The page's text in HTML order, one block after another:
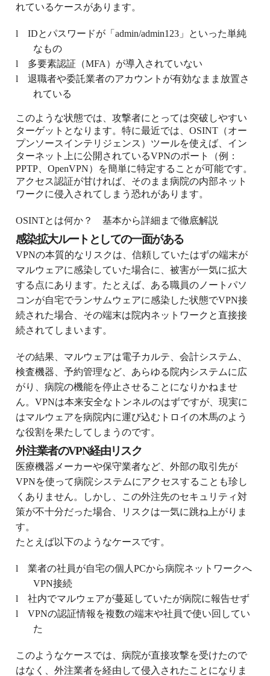
れているケースがあります。
l
IDとパスワードが「admin/admin123」といった単純
なもの
l
多要素認証（MFA）が導入されていない
l
退職者や委託業者のアカウントが有効なまま放置さ
れている
このような状態では、攻撃者にとっては突破しやすい
ターゲットとなります。特に最近では、OSINT（オー
プンソースインテリジェンス）ツールを使えば、イン
ターネット上に公開されているVPNのポート（例：
PPTP、OpenVPN）を簡単に特定することが可能です。
アクセス認証が甘ければ、そのまま病院の内部ネット
ワークに侵入されてしまう恐れがあります。
OSINTとは何か？ 基本から詳細まで徹底解説
感染拡大ルートとしての一面がある
VPNの本質的なリスクは、信頼していたはずの端末が
マルウェアに感染していた場合に、被害が一気に拡大
する点にあります。たとえば、ある職員のノートパソ
コンが自宅でランサムウェアに感染した状態でVPN接
続された場合、その端末は院内ネットワークと直接接
続されてしまいます。
その結果、マルウェアは電子カルテ、会計システム、
検査機器、予約管理など、あらゆる院内システムに広
がり、病院の機能を停止させることになりかねませ
ん。VPNは本来安全なトンネルのはずですが、現実に
はマルウェアを病院内に運び込むトロイの木馬のよう
な役割を果たしてしまうのです。
外注業者のVPN経由リスク
医療機器メーカーや保守業者など、外部の取引先が
VPNを使って病院システムにアクセスすることも珍し
くありません。しかし、この外注先のセキュリティ対
策が不十分だった場合、リスクは一気に跳ね上がりま
す。
たとえば以下のようなケースです。
l
業者の社員が自宅の個人PCから病院ネットワークへ
VPN接続
l
社内でマルウェアが蔓延していたが病院に報告せず
l
VPNの認証情報を複数の端末や社員で使い回してい
た
このようなケースでは、病院が直接攻撃を受けたので
はなく、外注業者を経由して侵入されたことになりま